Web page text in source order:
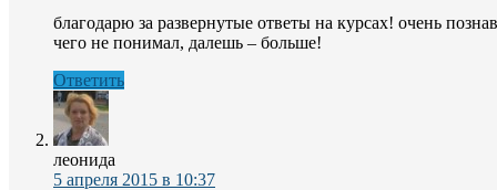
благодарю за развернутые ответы на курсах! очень
чего не понимал, далешь – больше!
Ответить
леонида
5 апреля 2015 в 10:37